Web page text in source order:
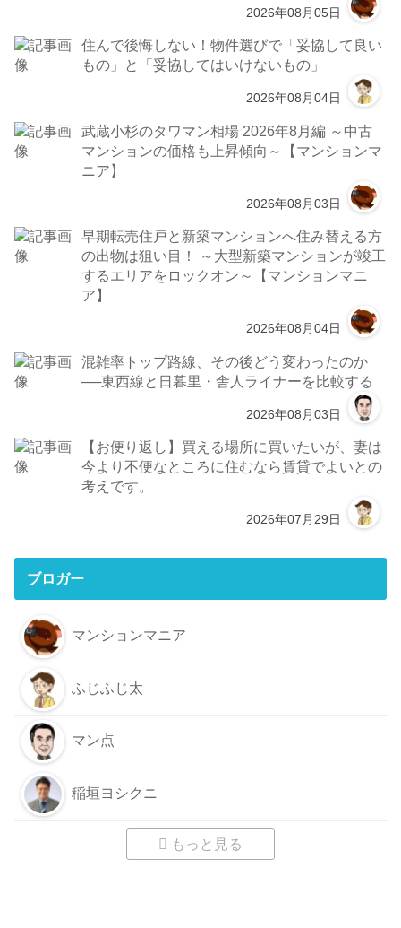
2026年08月05日
住んで後悔しない！物件選びで「妥協して良い
もの」と「妥協してはいけないもの」
2026年08月04日
武蔵小杉のタワマン相場 2026年8月編 ～中古
マンションの価格も上昇傾向～【マンションマ
ニア】
2026年08月03日
早期転売住戸と新築マンションへ住み替える方
の出物は狙い目！ ～大型新築マンションが竣工
するエリアをロックオン～【マンションマニ
ア】
2026年08月04日
混雑率トップ路線、その後どう変わったのか
──東西線と日暮里・舎人ライナーを比較する
2026年08月03日
【お便り返し】買える場所に買いたいが、妻は
今より不便なところに住むなら賃貸でよいとの
考えです。
2026年07月29日
ブロガー
マンションマニア
ふじふじ太
マン点
稲垣ヨシクニ
もっと見る